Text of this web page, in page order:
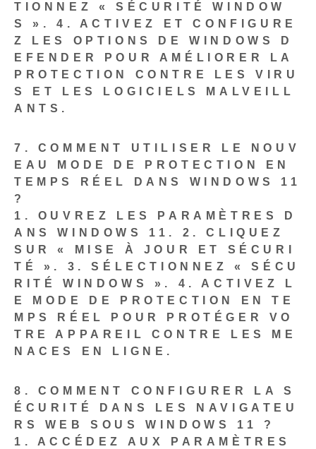
TIONNEZ « SÉCURITÉ WINDOW
S ».
4. ACTIVEZ ET CONFIGURE
Z LES OPTIONS DE WINDOWS D
EFENDER POUR AMÉLIORER LA
PROTECTION CONTRE LES VIRU
S ET LES LOGICIELS MALVEILL
ANTS.
7. COMMENT UTILISER LE NOUV
EAU MODE DE PROTECTION EN
TEMPS RÉEL DANS WINDOWS 11
?
1. OUVREZ LES PARAMÈTRES D
ANS WINDOWS 11.
2. CLIQUEZ
SUR « MISE À JOUR ET SÉCURI
TÉ ».
3. SÉLECTIONNEZ « SÉCU
RITÉ WINDOWS ».
4. ACTIVEZ L
E MODE DE PROTECTION EN TE
MPS RÉEL POUR PROTÉGER VO
TRE APPAREIL CONTRE LES ME
NACES EN LIGNE.
8. COMMENT CONFIGURER LA S
ÉCURITÉ DANS LES NAVIGATEU
RS WEB SOUS WINDOWS 11 ?
1. ACCÉDEZ AUX PARAMÈTRES